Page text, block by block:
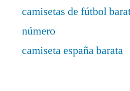
camisetas de fútbol
número
camiseta españa barata